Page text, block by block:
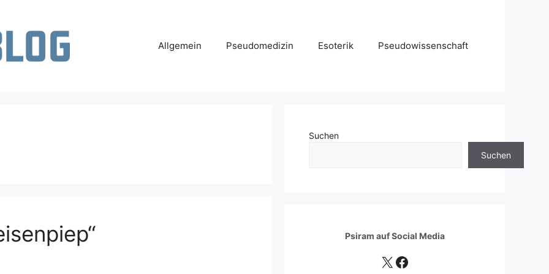
Allgemein Pseudomedizin Esoterik Pseudowissenschaft
Suchen
Suchen
Psiram aufSocial Media
X Facebook